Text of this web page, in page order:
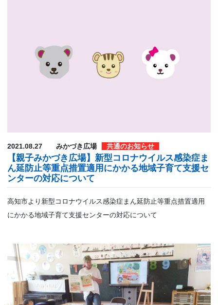
2021.08.27 みかづき広場 共通のお知らせ
【親子みかづき広場】新型コロナウイルス感染症ま
ん延防止等重点措置適用にかかる地域子育て支援セ
ンターの対応について
高知市より新型コロナウイルス感染症まん延防止等重点措置適用
にかかる地域子育て支援センターの対応について